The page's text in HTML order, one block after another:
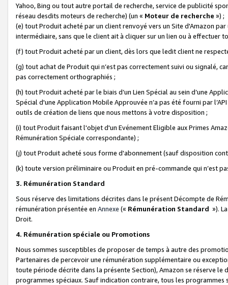
Yahoo, Bing ou tout autre portail de recherche, service de publicité
réseau desdits moteurs de recherche) (un « Moteur de recherche ») ;
(e) tout Produit acheté par un client renvoyé vers un Site d'Amazon
intermédiaire, sans que le client ait à cliquer sur un lien ou à
(f) tout Produit acheté par un client, dès lors que ledit client ne
(g) tout achat de Produit qui n’est pas correctement suivi ou signalé,
pas correctement orthographiés ;
(h) tout Produit acheté par le biais d’un Lien Spécial au sein d’une
Spécial d'une Application Mobile Approuvée n’a pas été fourni par
outils de création de liens que nous mettons à votre disposition ;
(i) tout Produit faisant l'objet d'un Evénement Eligible aux Primes
Rémunération Spéciale correspondante) ;
(j) tout Produit acheté sous forme d'abonnement (sauf disposition
(k) toute version préliminaire ou Produit en pré-commande qui n’est
3. Rémunération Standard
Sous réserve des limitations décrites dans le présent Décompte de
rémunération présentée en Annexe (« Rémunération Standard »).
Droit.
4. Rémunération spéciale ou Promotions
Nous sommes susceptibles de proposer de temps à autre des
Partenaires de percevoir une rémunération supplémentaire ou
toute période décrite dans la présente Section), Amazon se réserve
programmes spéciaux. Sauf indication contraire, tous les